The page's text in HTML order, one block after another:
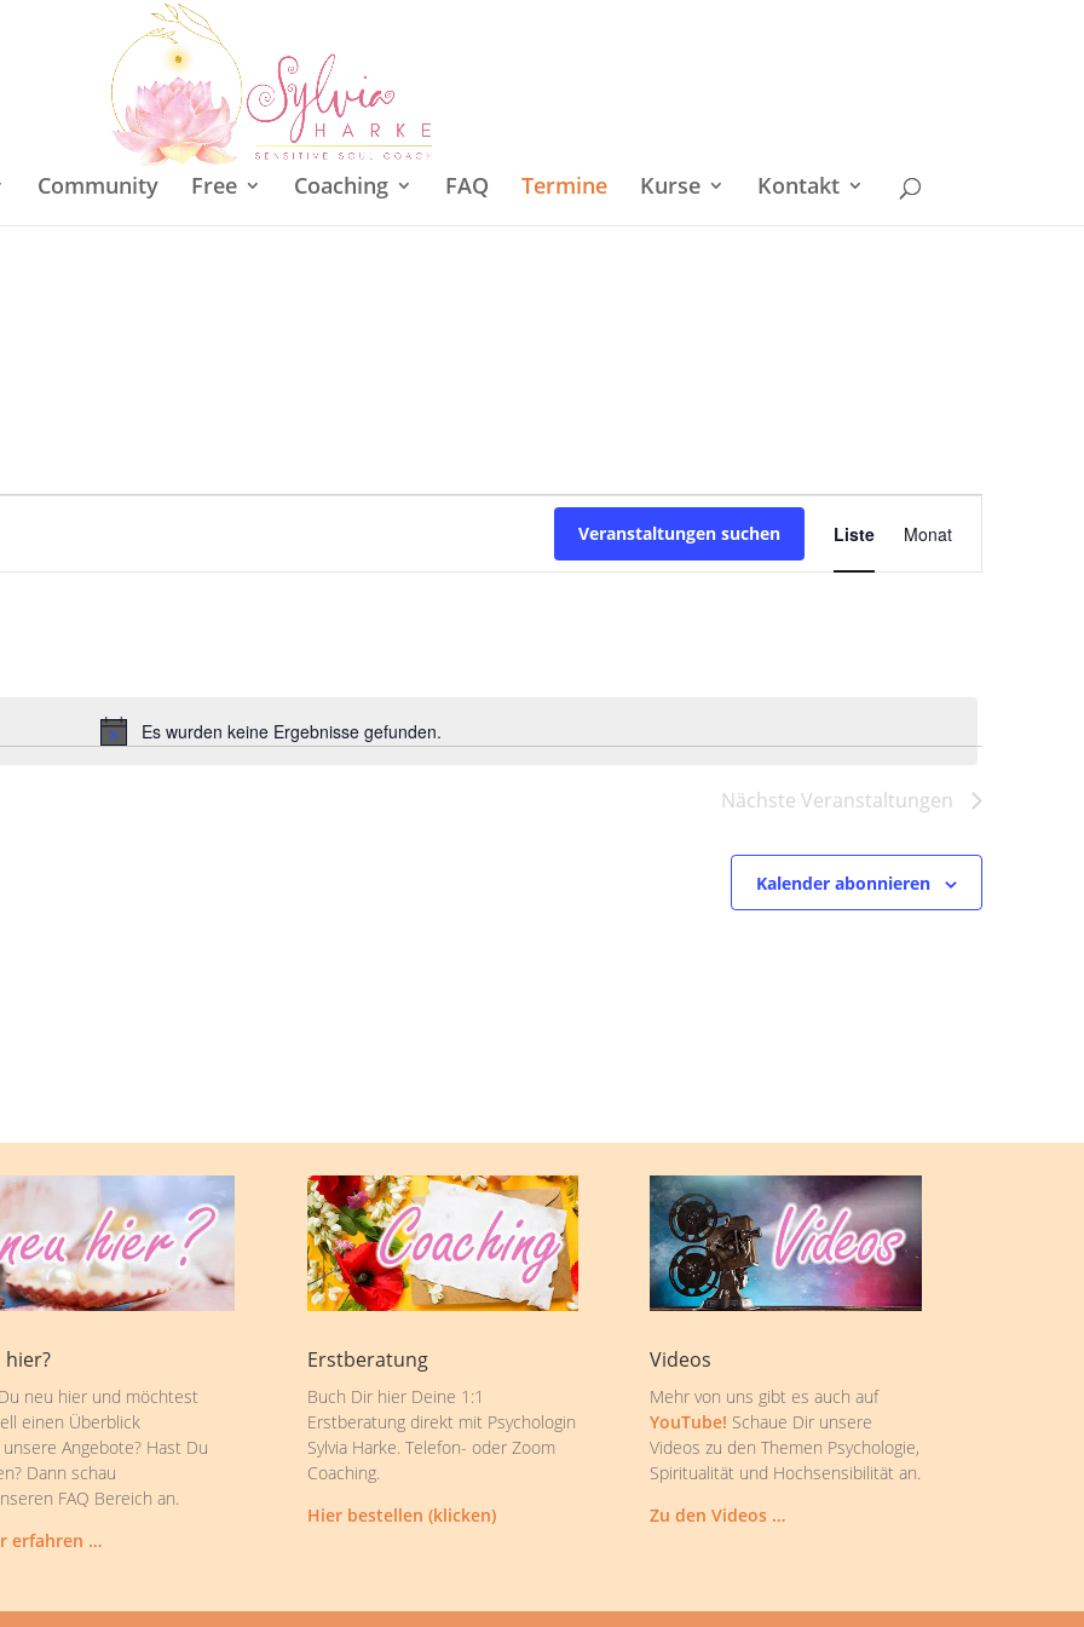
Community Free Coaching FAQ Termine Kurse Kontakt
Hinweis
Es wurden keine Ergebnisse gefunden.
Veranstaltungen suchen Ansichten-
Navigation
Liste Monat
Nächste Veranstaltungen
Kalender abonnieren
hier?
neu hier und möchtest
einen Überblick
Angebote? Hast Du
Dann schau
FAQ Bereich an.
erfahren …
Erstberatung
Buch Dir hier Deine 1:1
Erstberatung direkt mit Psychologin
Sylvia Harke. Telefon- oder Zoom
Coaching.
Hier bestellen (klicken)
Videos
Mehr von uns gibt es auch auf
YouTube! Schaue Dir unsere
Videos zu den Themen Psychologie,
Spiritualität und Hochsensibilität an.
Zu den Videos …